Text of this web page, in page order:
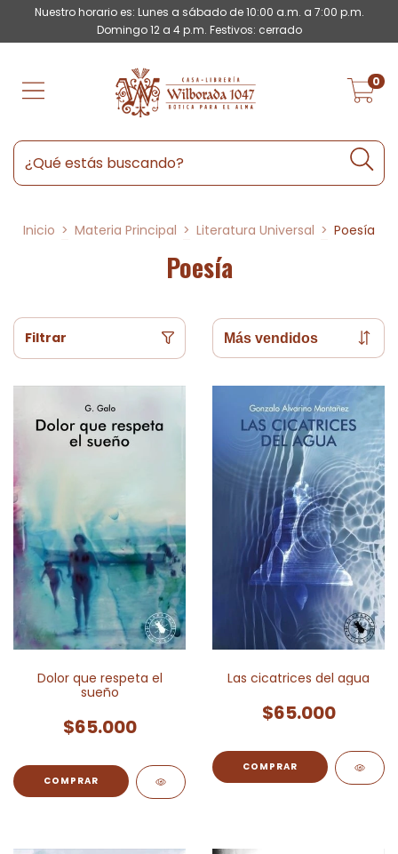
Nuestro horario es: Lunes a sábado de 10:00 a.m. a 7:00 p.m.
Domingo 12 a 4 p.m. Festivos: cerrado
0
Inicio > Materia Principal > Literatura Universal > Poesía
Poesía
Filtrar
Dolor que respeta el
sueño
$65.000
Las cicatrices del agua
$65.000